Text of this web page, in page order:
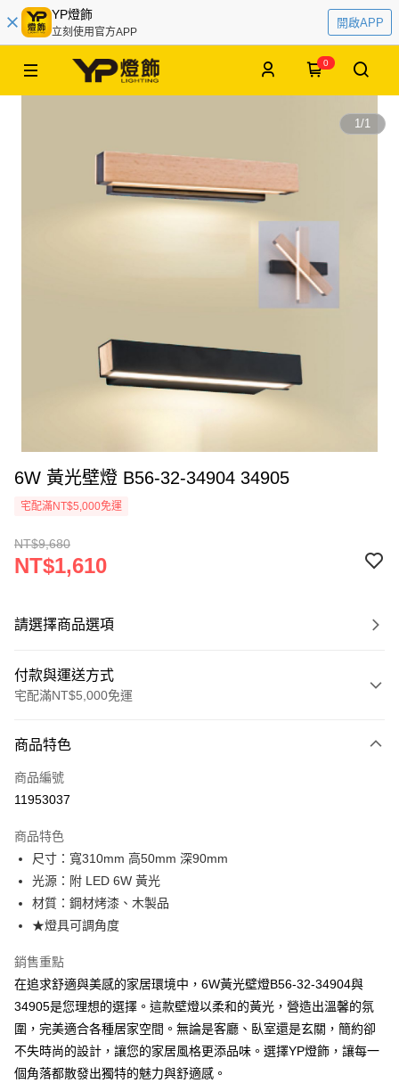
YP燈飾
立刻使用官方APP
開啟APP
0
1/1
6W 黃光壁燈 B56-32-34904 34905
宅配滿NT$5,000免運
NT$9,680
NT$1,610
請選擇商品選項
付款與運送方式
宅配滿NT$5,000免運
信用卡一次付款
LINE Pay
街口支付
悠遊付
Google Pay
全盈+PAY
AFTEE先享後付
相關說明
【關於「AFTEE先享後付」】
AFTEE先享後付是「在收到商品之後才付款」的支付方式。 讓您購物簡單
便利好安心！
１．簡單：不需註冊會員、不需綁卡、不需儲值。
商品特色
商品編號
11953037
商品特色
尺寸：寬310mm 高50mm 深90mm
光源：附 LED 6W 黃光
材質：鋼材烤漆、木製品
★燈具可調角度
銷售重點
在追求舒適與美感的家居環境中，6W黃光壁燈B56-32-34904與
34905是您理想的選擇。這款壁燈以柔和的黃光，營造出溫馨的氛
圍，完美適合各種居家空間。無論是客廳、臥室還是玄關，簡約卻
不失時尚的設計，讓您的家居風格更添品味。選擇YP燈飾，讓每一
個角落都散發出獨特的魅力與舒適感。